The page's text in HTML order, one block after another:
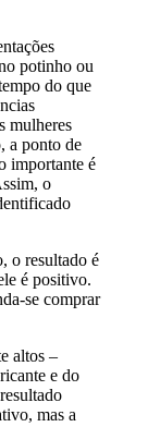
potinho ou
do que
mulheres
a ponto de
importante é
o
o resultado é
é positivo.
se comprar
altos –
e do
mas a